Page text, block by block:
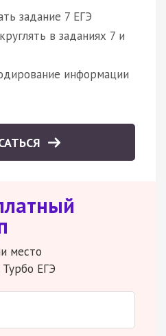
задание 7 ЕГЭ
в заданиях 7 и
информации
место
ЕГЭ